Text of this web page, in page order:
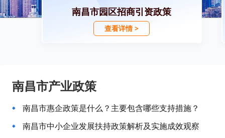
南昌市园区招商引资政策
查看详情 >
南昌市产业政策
南昌市惠企政策是什么？主要包含哪些支持措施？
南昌市中小企业发展扶持政策解析及实施成效观察